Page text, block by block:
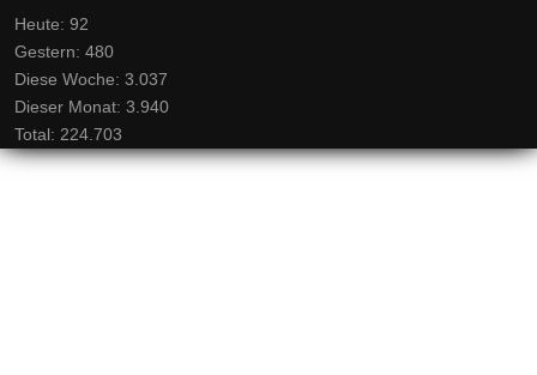
Heute: 92
Gestern: 480
Diese Woche: 3.037
Dieser Monat: 3.940
Total: 224.703